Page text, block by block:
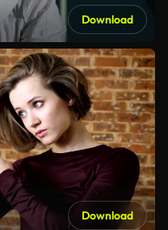
Download
Download